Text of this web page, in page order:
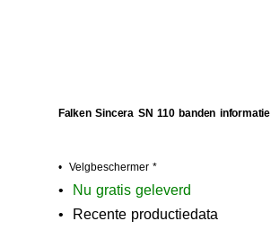
Falken Sincera SN 110 banden informatie
• Velgbeschermer *
• N u gratis geleverd
• Recente productiedata